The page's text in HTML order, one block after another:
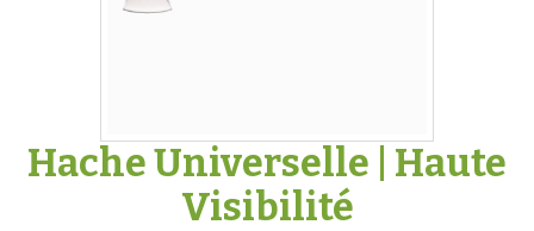
Hache Universelle | Haute
Visibilité